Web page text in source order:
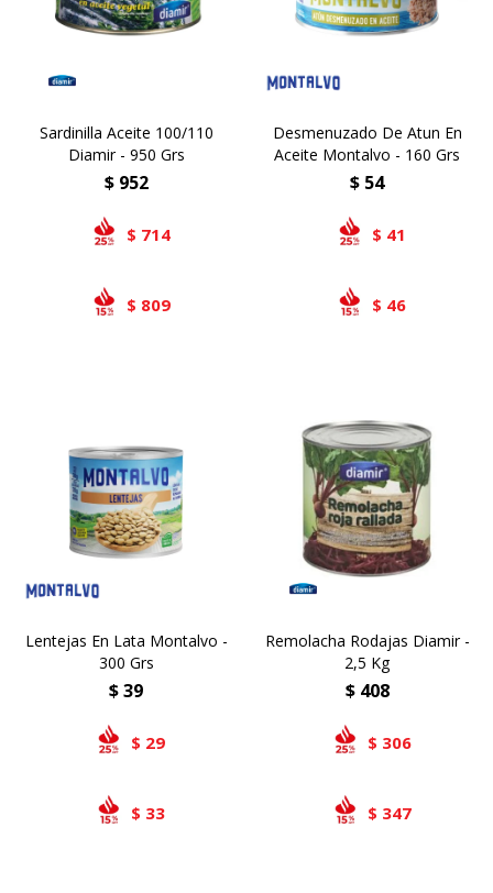
Sardinilla Aceite 100/110
Diamir - 950 Grs
$ 952
$ 714
$ 809
Desmenuzado De Atun En
Aceite Montalvo - 160 Grs
$ 54
$ 41
$ 46
Lentejas En Lata Montalvo -
300 Grs
$39
$ 29
$ 33
Remolacha Rodajas Diamir -
2,5 Kg
$ 408
$ 306
$ 347